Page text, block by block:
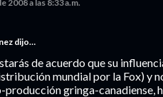
2008 a las 8:33 a.m.
dijo…
de acuerdo que su
mundial por la Fox) y
producción gringa-canadiense,